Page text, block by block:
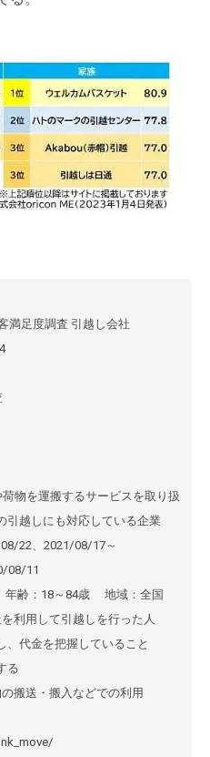
満足度調査 引越し会社
物を運搬するサービスを取り扱
引越しにも対応している企業
22、2021/08/17～
08/11
齢：18～84歳 地域：全国
利用して引越しを行った人
、代金を把握していること
る
搬送・搬入などでの利用